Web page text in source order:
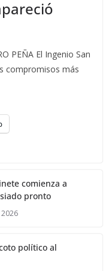
PEÑA El Ingenio San
compromisos más
comienza a
pronto
político al